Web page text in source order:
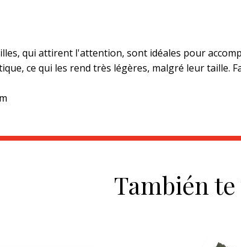
qui attirent l'attention, sont idéales pour
ce qui les rend très légères, malgré leur taille.
También